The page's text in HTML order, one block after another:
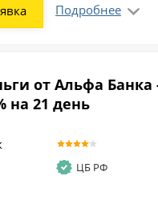
Подробнее
от Альфа Банка
на 21 день
ЦБ РФ